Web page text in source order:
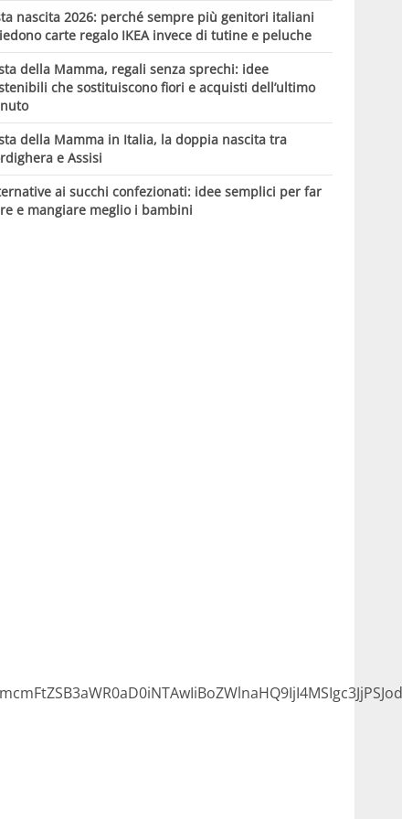
nascita 2026: perché sempre più genitori italiani
carte regalo IKEA invece di tutine e peluche
della Mamma, regali senza sprechi: idee
che sostituiscono fiori e acquisti dell’ultimo
della Mamma in Italia, la doppia nascita tra
e Assisi
ai succhi confezionati: idee semplici per far
e mangiare meglio i bambini